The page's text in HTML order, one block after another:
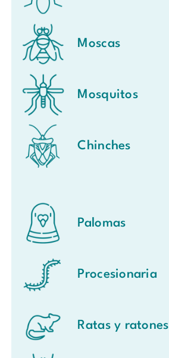
Moscas
Mosquitos
Chinches
Palomas
Procesionaria
Ratas y ratones